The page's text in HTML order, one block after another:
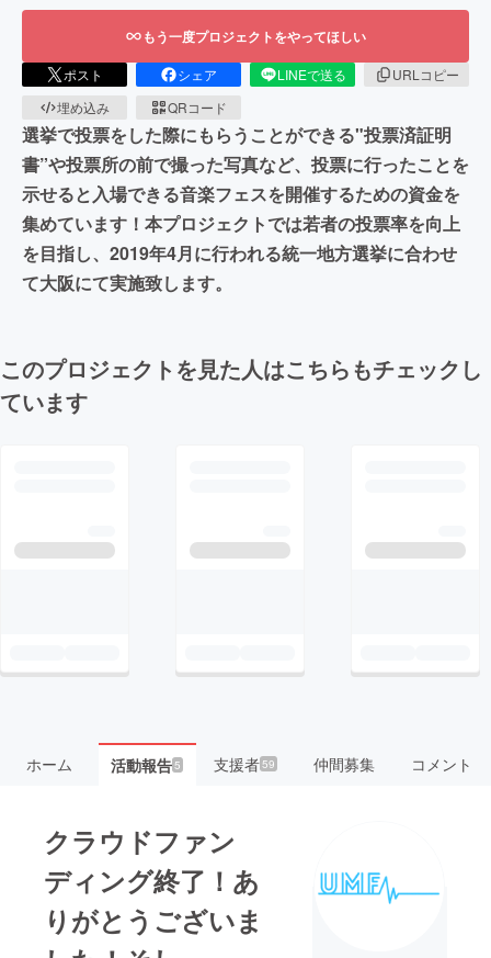
もう一度プロジェクトをやってほしい
ポスト シェア LINEで送る
URLコピー
埋め込み
QRコード
選挙で投票をした際にもらうことができる"投票済証明
書”や投票所の前で撮った写真など、投票に行ったことを
示せると入場できる音楽フェスを開催するための資金を
集めています！本プロジェクトでは若者の投票率を向上
を目指し、2019年4月に行われる統一地方選挙に合わせ
て大阪にて実施致します。
このプロジェクトを見た人はこちらもチェックし
ています
ホーム 活動報告5 支援者59 仲間募集 コメント
クラウドファン
ディング終了！あ
りがとうございま